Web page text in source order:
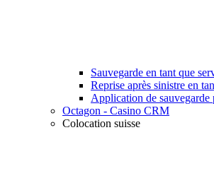
Sauvegarde en tant que
Reprise après sinistre en
Application de sauvegarde
Octagon - Casino CRM
Colocation suisse